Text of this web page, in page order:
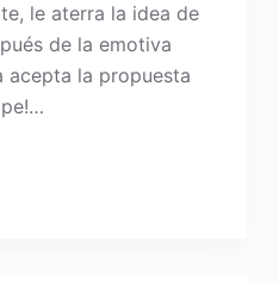
le aterra la idea de
de la emotiva
acepta la propuesta